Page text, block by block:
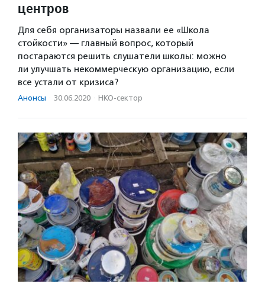
центров
Для себя организаторы назвали ее «Школа
стойкости» — главный вопрос, который
постараются решить слушатели школы: можно
ли улучшать некоммерческую организацию, если
все устали от кризиса?
Анонсы · 30.06.2020 · НКО-сектор